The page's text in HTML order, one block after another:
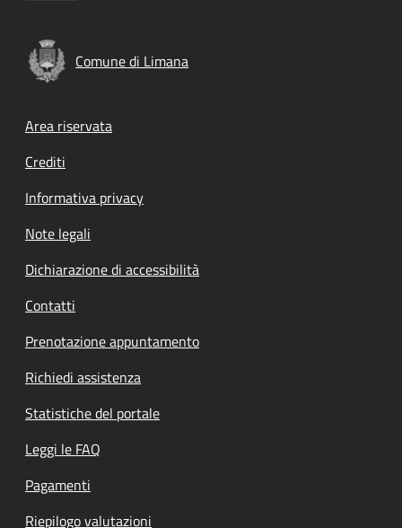
Comune di Limana
Footer menu
Area riservata
Crediti
Informativa privacy
Note legali
Dichiarazione di accessibilità
Contatti
Prenotazione appuntamento
Richiedi assistenza
Statistiche del portale
Leggi le FAQ
Pagamenti
Riepilogo valutazioni